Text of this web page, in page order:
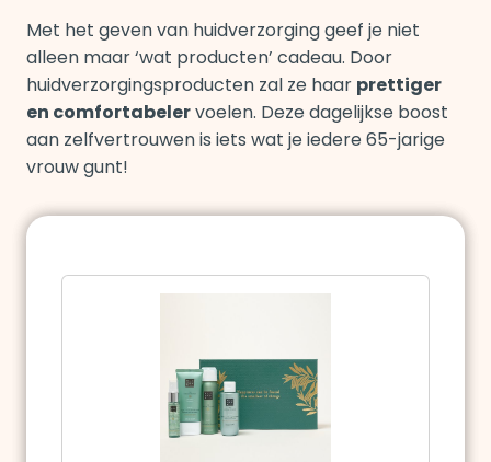
Met het geven van huidverzorging geef je niet
alleen maar ‘wat producten’ cadeau. Door
huidverzorgingsproducten zal ze haar prettiger
en comfortabelervoelen. Deze dagelijkse boost
aan zelfvertrouwen is iets wat je iedere 65-jarige
vrouw gunt!